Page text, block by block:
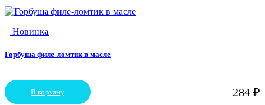
имеет
вариаций.
можно
странице
товара.
Новинка
Горбуша филе-ломтик в масле
284 ₽
В корзину